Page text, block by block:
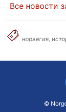
Все новости
норвегия,
©